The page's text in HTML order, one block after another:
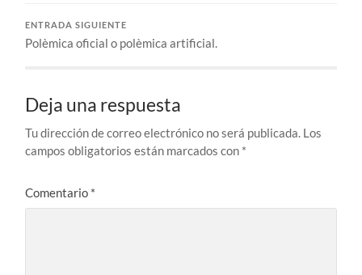
ENTRADA SIGUIENTE
Polèmica oficial o polèmica artificial.
Deja una respuesta
Tu dirección de correo electrónico no será publicada. Los
campos obligatorios están marcados con *
Comentario *